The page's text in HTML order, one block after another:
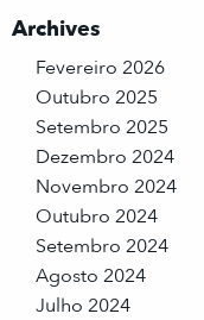
Archives
Fevereiro 2026
Outubro 2025
Setembro 2025
Dezembro 2024
Novembro 2024
Outubro 2024
Setembro 2024
Agosto 2024
Julho 2024